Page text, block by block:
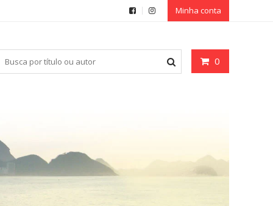
Minha conta
0